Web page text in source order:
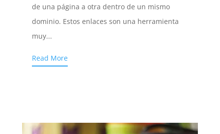
de una página a otra dentro de un mismo
dominio. Estos enlaces son una herramienta
muy...
Read More